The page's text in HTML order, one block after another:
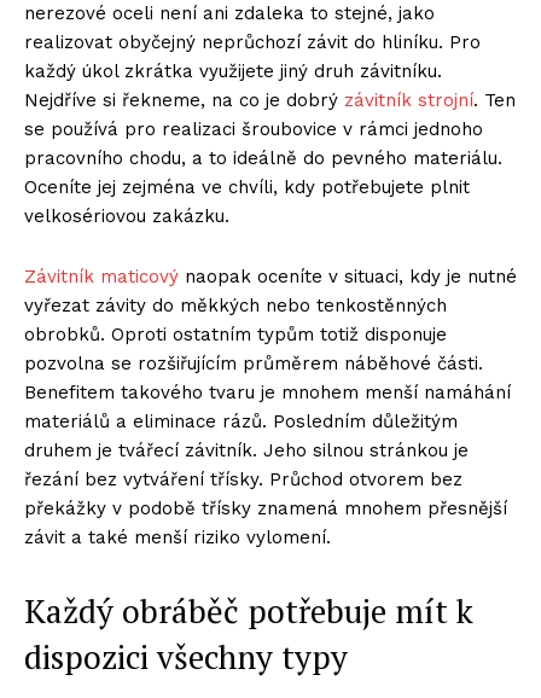
nerezové oceli není ani zdaleka to stejné, jako
realizovat obyčejný neprůchozí závit do hliníku. Pro
každý úkol zkrátka využijete jiný druh závitníku.
Nejdříve si řekneme, na co je dobrý závitník strojní. Ten
se používá pro realizaci šroubovice v rámci jednoho
pracovního chodu, a to ideálně do pevného materiálu.
Oceníte jej zejména ve chvíli, kdy potřebujete plnit
velkosériovou zakázku.
Závitník maticový naopak oceníte v situaci, kdy je nutné
vyřezat závity do měkkých nebo tenkostěnných
obrobků. Oproti ostatním typům totiž disponuje
pozvolna se rozšiřujícím průměrem náběhové části.
Benefitem takového tvaru je mnohem menší namáhání
materiálů a eliminace rázů. Posledním důležitým
druhem je tvářecí závitník. Jeho silnou stránkou je
řezání bez vytváření třísky. Průchod otvorem bez
překážky v podobě třísky znamená mnohem přesnější
závit a také menší riziko vylomení.
Každý obráběč potřebuje mít k
dispozici všechny typy